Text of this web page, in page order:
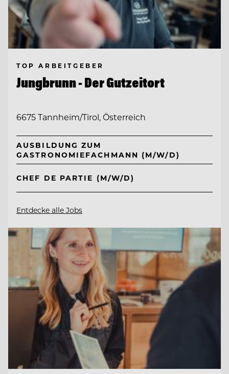
TOP ARBEITGEBER
Jungbrunn - Der Gutzeitort
6675 Tannheim/Tirol, Österreich
AUSBILDUNG ZUM
GASTRONOMIEFACHMANN (M/W/D)
CHEF DE PARTIE (M/W/D)
Entdecke alle Jobs